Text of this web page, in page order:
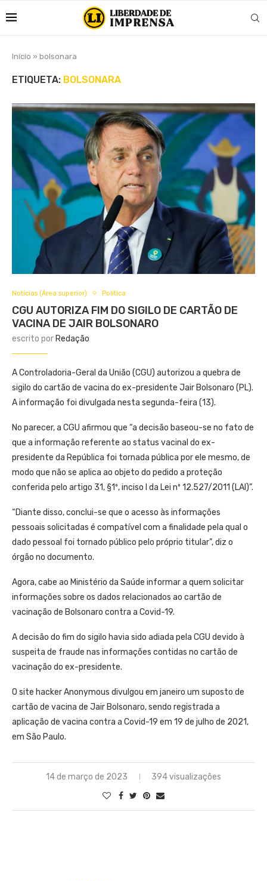
Início » bolsonara
ETIQUETA: BOLSONARA
Notícias (Área superior) Política
CGU AUTORIZA FIM DO SIGILO DE CARTÃO DE
VACINA DE JAIR BOLSONARO
escrito por Redação
A Controladoria-Geral da União (CGU) autorizou a quebra de
sigilo do cartão de vacina do ex-presidente Jair Bolsonaro (PL).
A informação foi divulgada nesta segunda-feira (13).
No parecer, a CGU afirmou que “a decisão baseou-se no fato de
que a informação referente ao status vacinal do ex-
presidente da República foi tornada pública por ele mesmo, de
modo que não se aplica ao objeto do pedido a proteção
conferida pelo artigo 31, §1º, inciso I da Lei nº 12.527/2011 (LAI)”.
“Diante disso, conclui-se que o acesso às informações
pessoais solicitadas é compatível com a finalidade pela qual o
dado pessoal foi tornado público pelo próprio titular”, diz o
órgão no documento.
Agora, cabe ao Ministério da Saúde informar a quem solicitar
informações sobre os dados relacionados ao cartão de
vacinação de Bolsonaro contra a Covid-19.
A decisão do fim do sigilo havia sido adiada pela CGU devido à
suspeita de fraude nas informações contidas no cartão de
vacinação do ex-presidente.
O site hacker Anonymous divulgou em janeiro um suposto de
cartão de vacina de Jair Bolsonaro, sendo registrada a
aplicação de vacina contra a Covid-19 em 19 de julho de 2021,
em São Paulo.
14 de março de 2023 394 visualizações